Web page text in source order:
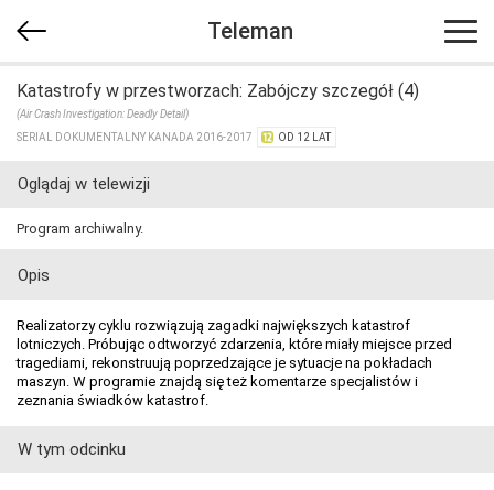
Teleman
Katastrofy w przestworzach: Zabójczy szczegół (4)
(Air Crash Investigation: Deadly Detail)
SERIAL DOKUMENTALNY KANADA 2016-2017
OD 12 LAT
Oglądaj w telewizji
Program archiwalny.
Opis
Realizatorzy cyklu rozwiązują zagadki największych katastrof
lotniczych. Próbując odtworzyć zdarzenia, które miały miejsce przed
tragediami, rekonstruują poprzedzające je sytuacje na pokładach
maszyn. W programie znajdą się też komentarze specjalistów i
zeznania świadków katastrof.
W tym odcinku